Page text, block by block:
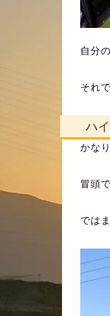
自分
それ
ハ
かな
冒頭
では